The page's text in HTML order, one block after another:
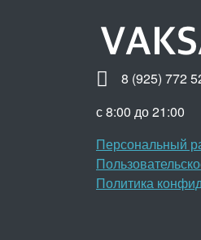
8 (925) 772
с 8:00 до 21:00
Персональный
Политика